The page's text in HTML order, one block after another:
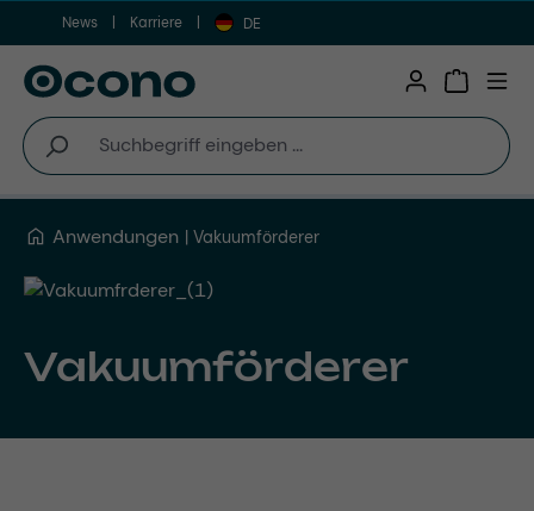
Zum Hauptinhalt springen
News Karriere DE
Anwendungen Vakuumförderer
Vakuumförderer